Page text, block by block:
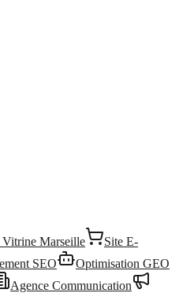
Vitrine Marseille
Site E-
SEO
Optimisation GEO
Agence Communication